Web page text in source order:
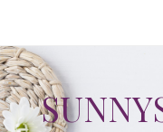
content